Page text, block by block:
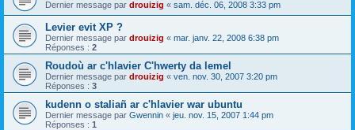
Dernier message par drouizig « sam. déc. 06, 2008 3:33 pm
Levier evit XP ?
Dernier message par drouizig « mar. janv. 22, 2008 6:38 pm
Réponses : 2
Roudoù ar c'hlavier C'hwerty da lemel
Dernier message par drouizig « ven. nov. 30, 2007 3:20 pm
Réponses : 3
kudenn o staliañ ar c'hlavier war ubuntu
Dernier message par Gwennin « jeu. nov. 15, 2007 1:44 pm
Réponses : 1